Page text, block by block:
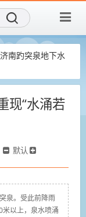
济南趵突泉地下水
现“水涌若
默认
泉。受此前降雨
以上，泉水喷涌